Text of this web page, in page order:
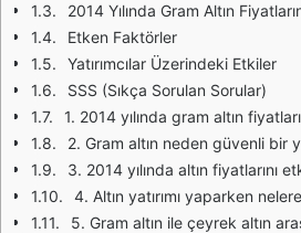
2014 Yılında Gram Altın
Etken Faktörler
Yatırımcılar Üzerindeki Etkiler
SSS (Sıkça Sorulan Sorular)
1. 2014 yılında gram altın
2. Gram altın neden güvenli bir
3. 2014 yılında altın fiyatlarını
4. Altın yatırımı yaparken
5. Gram altın ile çeyrek altın